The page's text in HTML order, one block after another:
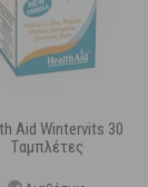
Aid Wintervits 30
Tαμπλέτες